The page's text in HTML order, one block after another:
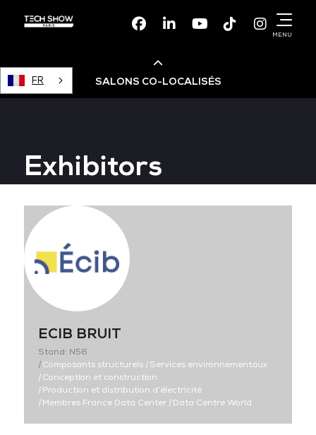
FacebookLinkedinYoutubeTikTok
MENU
FR SALONS CO-LOCALISÉS
Devops Live
Cloud & Cyber Security
Data & AI Leaders Summit
Data Centre World
Exhibitors
ECIB BRUIT
Stand: N56
|Composants structurels |Services environnementaux
|Conception et construction
|Production et distribution d’électricité
|Membres France Data Center |Data Centre World